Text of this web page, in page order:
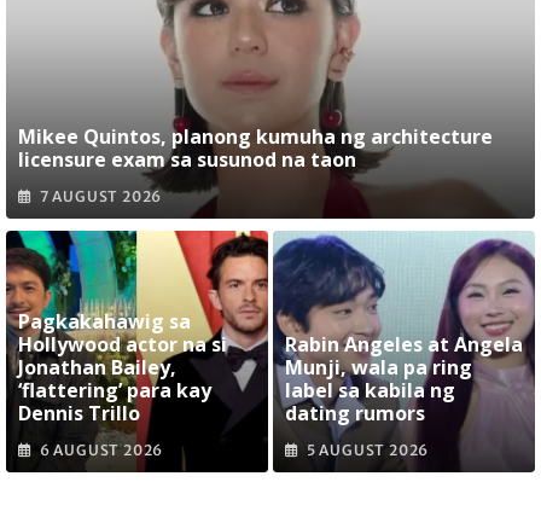
Mikee Quintos, planong kumuha ng architecture
licensure exam sa susunod na taon
7 AUGUST 2026
Pagkakahawig sa
Hollywood actor na si
Jonathan Bailey,
‘flattering’ para kay
Dennis Trillo
6 AUGUST 2026
Rabin Angeles at Angela
Munji, wala pa ring
label sa kabila ng
dating rumors
5 AUGUST 2026